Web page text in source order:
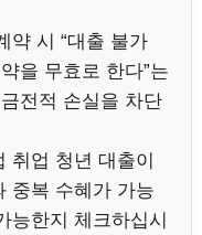
약 시 “대출 불가
을 무효로 한다”는
전적 손실을 차단
취업 청년 대출이
중복 수혜가 가능
능한지 체크하십시